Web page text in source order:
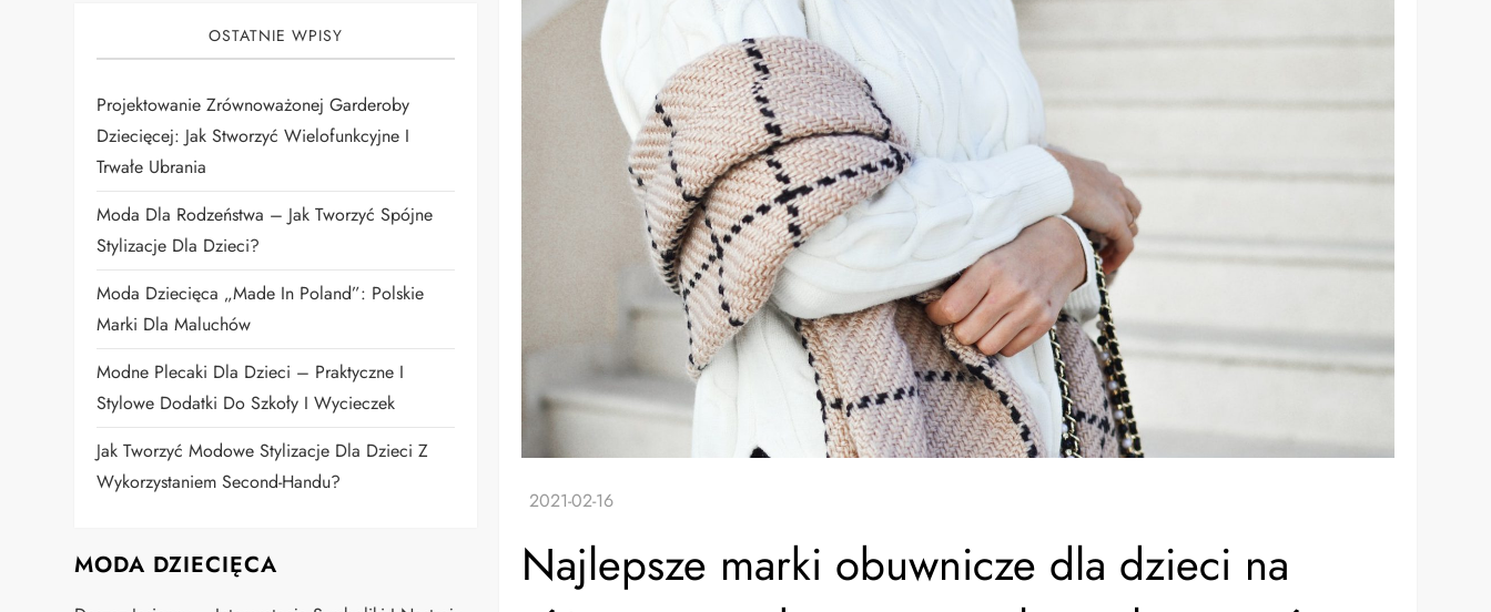
Najlepsze marki obuwnicze dla dzieci na
OSTATNIE WPISY
Projektowanie Zrównoważonej Garderoby
Dziecięcej: Jak Stworzyć Wielofunkcyjne I
Trwałe Ubrania
Moda Dla Rodzeństwa – Jak Tworzyć Spójne
Stylizacje Dla Dzieci?
Moda Dziecięca „Made In Poland”: Polskie
Marki Dla Maluchów
Modne Plecaki Dla Dzieci – Praktyczne I
Stylowe Dodatki Do Szkoły I Wycieczek
Jak Tworzyć Modowe Stylizacje Dla Dzieci Z
Wykorzystaniem Second-Handu?
MODA DZIECIĘCA